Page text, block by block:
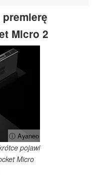
Micro 2
ⓘ Ayaneo
pojawi
Micro